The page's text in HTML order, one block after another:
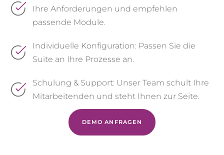
Ihre Anforderungen und empfehlen
passende Module.
Individuelle Konfiguration: Passen Sie die
Suite an Ihre Prozesse an.
Schulung & Support: Unser Team schult Ihre
Mitarbeitenden und steht Ihnen zur Seite.
DEMO ANFRAGEN